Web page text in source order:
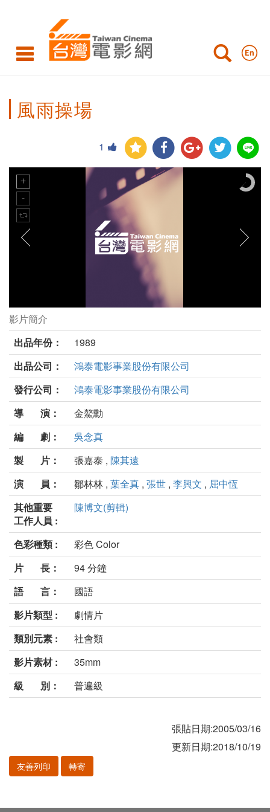
風雨操場
1
風雨操場劇照
影片簡介
出品年份：
1989
出品公司：
鴻泰電影事業股份有限公司
發行公司：
鴻泰電影事業股份有限公司
導 演：
金鰲勳
編 劇：
吳念真
製 片：
張嘉泰 , 陳其遠
演 員：
鄒林林 , 葉全真 , 張世 , 李興文 , 屈中恆
其他重要
工作人員 :
陳博文(剪輯)
色彩種類 :
彩色 Color
片 長：
94 分鐘
語 言：
國語
影片類型 :
劇情片
類別元素 :
社會類
影片素材 :
35mm
級 別：
普遍級
張貼日期:2005/03/16
更新日期:2018/10/19
友善列印 轉寄